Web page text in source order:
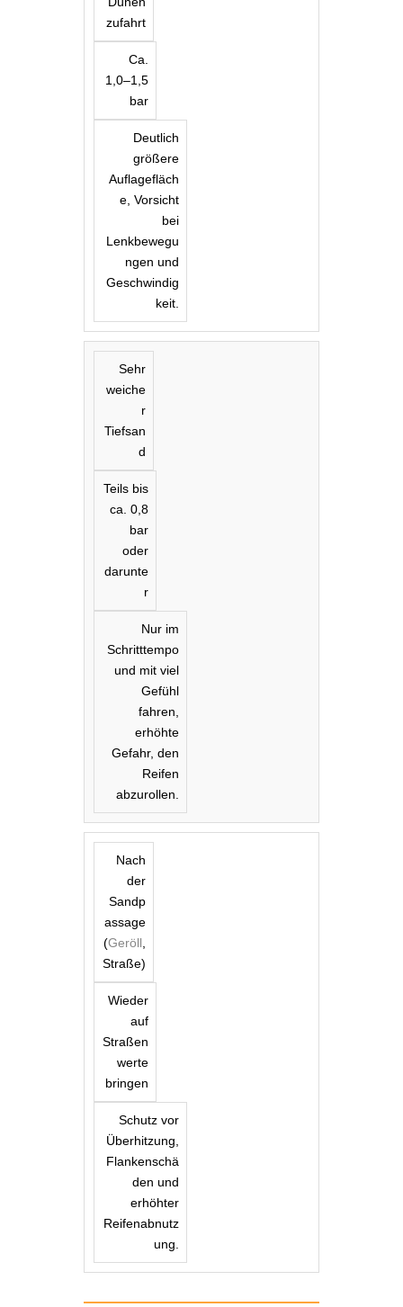
zufahrt
Ca.
1,0–1,5
bar
Deutlich
größere
Auflagefläch
e, Vorsicht
bei
Lenkbewegu
ngen und
Geschwindig
keit.
Sehr
weiche
r
Tiefsan
d
Teils bis
ca. 0,8
bar
oder
darunte
r
Nur im
Schritttempo
und mit viel
Gefühl
fahren,
erhöhte
Gefahr, den
Reifen
abzurollen.
Nach
der
Sandp
assage
(Geröll
Straße)
Wieder
auf
Straßen
werte
bringen
Schutz vor
Überhitzung,
Flankenschä
den und
erhöhter
Reifenabnutz
ung.